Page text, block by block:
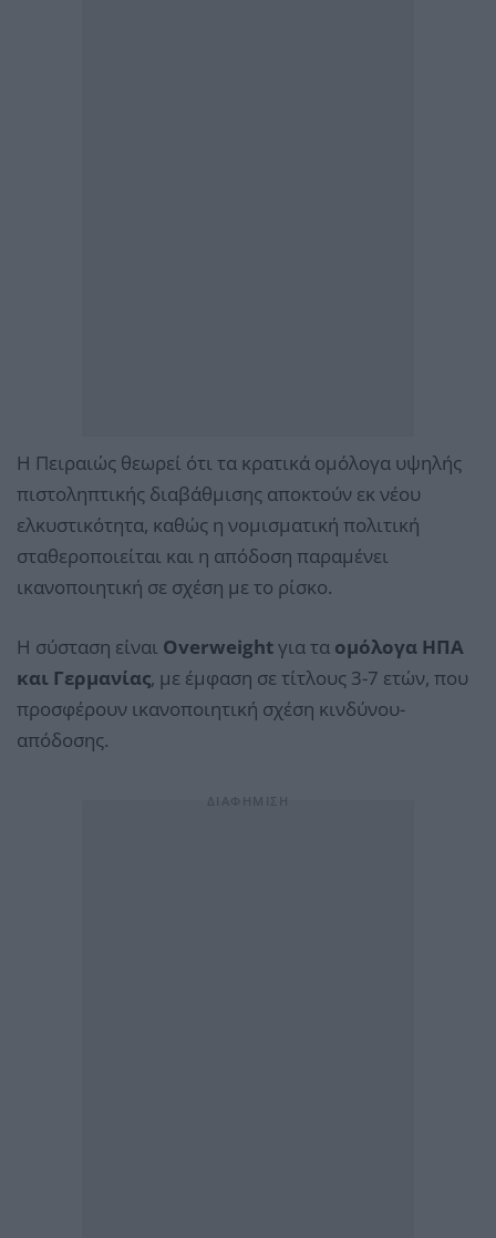
Η Πειραιώς θεωρεί ότι τα κρατικά ομόλογα υψηλής
πιστοληπτικής διαβάθμισης αποκτούν εκ νέου
ελκυστικότητα, καθώς η νομισματική πολιτική
σταθεροποιείται και η απόδοση παραμένει
ικανοποιητική σε σχέση με το ρίσκο.
Η σύσταση είναι Overweightγια τα ομόλογα ΗΠΑ
και Γερμανίας, με έμφαση σε τίτλους 3-7 ετών, που
προσφέρουν ικανοποιητική σχέση κινδύνου-
απόδοσης.